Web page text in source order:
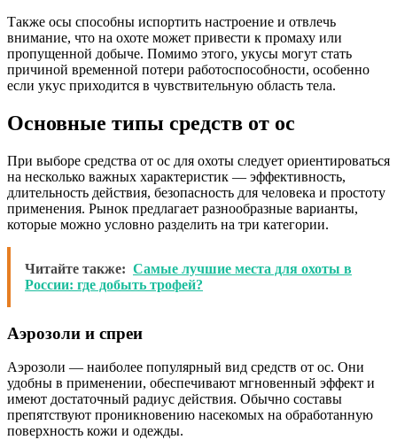
Также осы способны испортить настроение и отвлечь
внимание, что на охоте может привести к промаху или
пропущенной добыче. Помимо этого, укусы могут стать
причиной временной потери работоспособности, особенно
если укус приходится в чувствительную область тела.
Основные типы средств от ос
При выборе средства от ос для охоты следует ориентироваться
на несколько важных характеристик — эффективность,
длительность действия, безопасность для человека и простоту
применения. Рынок предлагает разнообразные варианты,
которые можно условно разделить на три категории.
Читайте также: Самые лучшие места для охоты в
России: где добыть трофей?
Аэрозоли и спреи
Аэрозоли — наиболее популярный вид средств от ос. Они
удобны в применении, обеспечивают мгновенный эффект и
имеют достаточный радиус действия. Обычно составы
препятствуют проникновению насекомых на обработанную
поверхность кожи и одежды.